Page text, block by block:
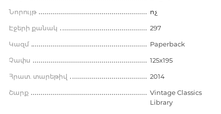
Նորույթ ոչ
Էջերի քանակ 297
Կազմ Paperback
Չափս 125x195
Հրատ. տարեթիվ 2014
Շարք
Vintage Classics
Library